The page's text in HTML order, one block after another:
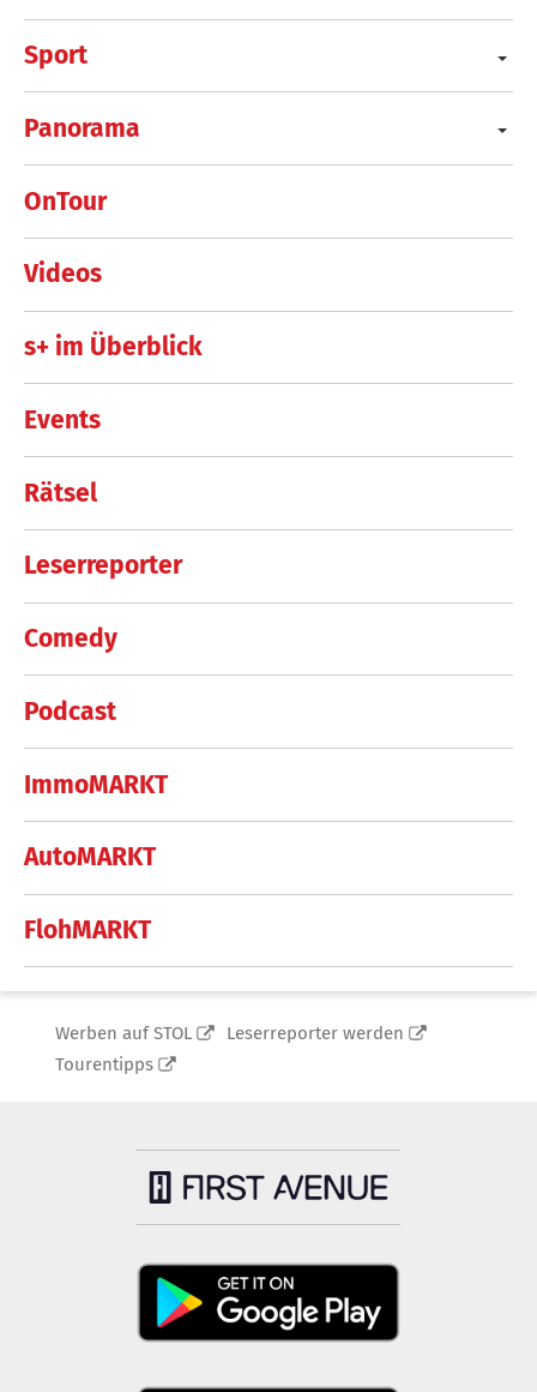
Sport
Panorama
OnTour
Videos
s+ im Überblick
Events
Rätsel
Leserreporter
Comedy
Podcast
ImmoMARKT
AutoMARKT
FlohMARKT
Werben auf STOL
Leserreporter werden
Tourentipps